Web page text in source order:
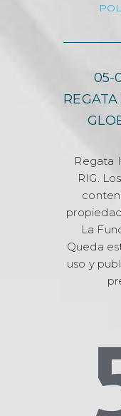
05-
Regata
RIG.
La
Queda
uso y